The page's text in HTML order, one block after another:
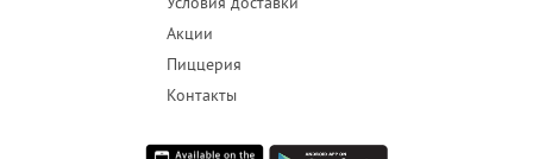
Акции
Пиццерия
Контакты